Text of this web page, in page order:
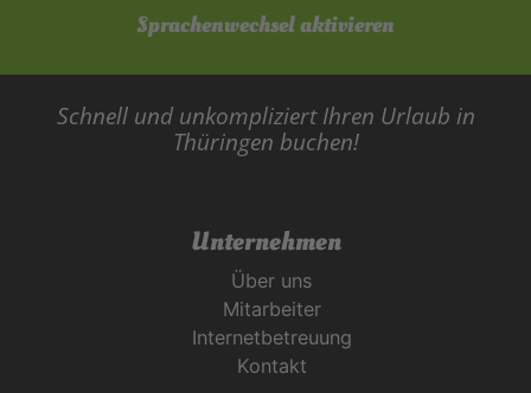
Sprachenwechsel aktivieren
Schnell und unkompliziert Ihren Urlaub in
Thüringen buchen!
Unternehmen
Über uns
Mitarbeiter
Internetbetreuung
Kontakt